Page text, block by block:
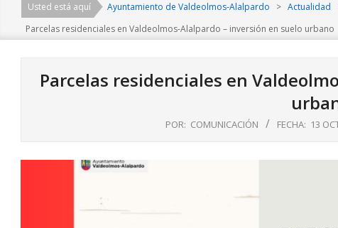
Menu
Usted está aquí Ayuntamiento de Valdeolmos-Alalpardo > Actualidad
Parcelas residenciales en Valdeolmos-Alalpardo – inversión en suelo urbano
Parcelas residenciales en
POR: COMUNICACIÓN FECHA: 13